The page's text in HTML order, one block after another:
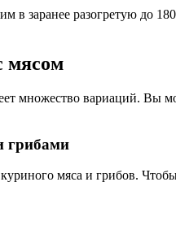
заранее разогретую до
мясом
множество вариаций. Вы
грибами
мяса и грибов.